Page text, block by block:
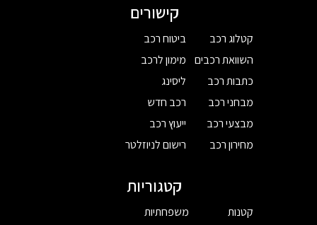
קישורים
קטלוג רכב
השוואת רכבים
כתבות רכב
מבחני רכב
מבצעי רכב
מחירון רכב
ביטוח רכב
מימון לרכב
ליסינג
רכב חדש
ייעוץ רכב
רישום לניוזלטר
קטגוריות
קטנות
משפחתיות